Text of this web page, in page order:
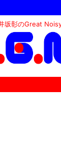
坂彰のGreat